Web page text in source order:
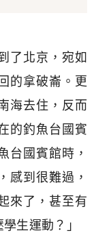
了北京，宛如
的拿破崙。更
海去住，反而
的釣魚台國賓
台國賓館時，
感到很難過，
來了，甚至有
生運動？」